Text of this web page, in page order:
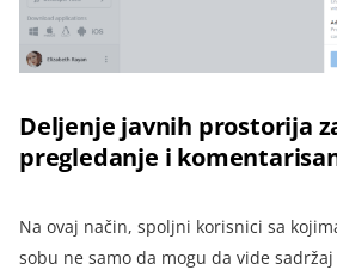
Deljenje javnih prostorija
pregledanje i
Na ovaj način, spoljni korisnici sa
sobu ne samo da mogu da vide sadržaj